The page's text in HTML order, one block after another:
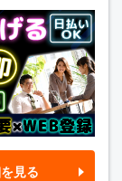
見る